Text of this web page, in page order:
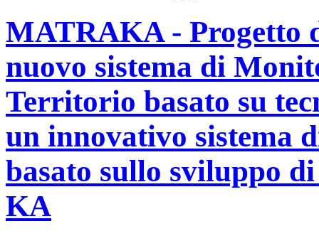
MATRAKA - Progetto
nuovo sistema di
Territorio basato su
un innovativo sistema
basato sullo sviluppo
KA